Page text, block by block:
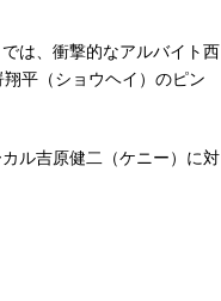
は、衝撃的なアルバイト西
平（ショウヘイ）のピン
ル吉原健二（ケニー）に対